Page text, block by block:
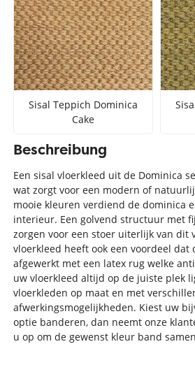
Sisal Teppich Dominica
Cake
Beschreibung
Een sisal vloerkleed uit de Dominica
wat zorgt voor een modern of
mooie kleuren verdiend de dominica
interieur. Een golvend structuur met
zorgen voor een stoer uiterlijk van dit
vloerkleed heeft ook een voordeel dat
afgewerkt met een latex rug welke
uw vloerkleed altijd op de juiste plek
vloerkleden op maat en met
afwerkingsmogelijkheden. Kiest uw
optie banderen, dan neemt onze
u op om de gewenst kleur band